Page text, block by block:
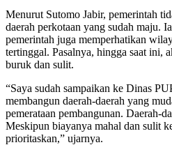
Menurut Sutomo Jabir, pemerintah
daerah perkotaan yang sudah maju.
pemerintah juga memperhatikan
tertinggal. Pasalnya, hingga saat ini,
buruk dan sulit.
“Saya sudah sampaikan ke Dinas
membangun daerah-daerah yang
pemerataan pembangunan. Daerah-
Meskipun biayanya mahal dan sulit
prioritaskan,” ujarnya.